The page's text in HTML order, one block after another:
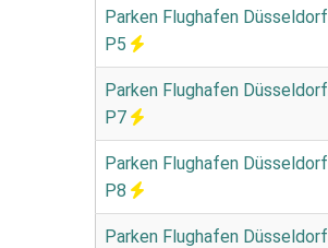
Parken Flughafen Düsseldorf
P5
Parken Flughafen Düsseldorf
P7
Parken Flughafen Düsseldorf
P8
Parken Flughafen Düsseldorf